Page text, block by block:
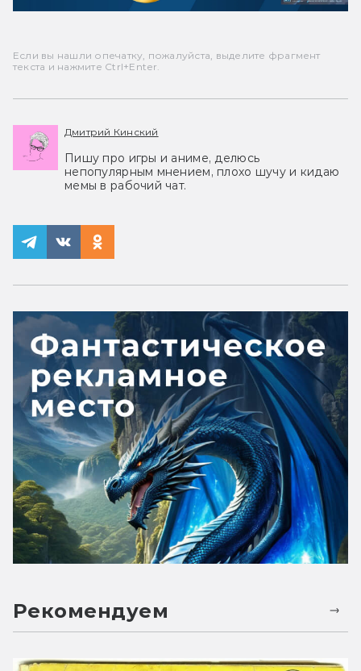
Если вы нашли опечатку, пожалуйста, выделите фрагмент
текста и нажмите Ctrl+Enter.
Дмитрий Кинский
Пишу про игры и аниме, делюсь
непопулярным мнением, плохо шучу и кидаю
мемы в рабочий чат.
Рекомендуем